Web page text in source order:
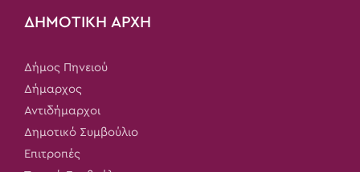
ΔΗΜΟΤΙΚΗ ΑΡΧΗ
Δήμος Πηνειού
Δήμαρχος
Αντιδήμαρχοι
Δημοτικό Συμβούλιο
Επιτροπές